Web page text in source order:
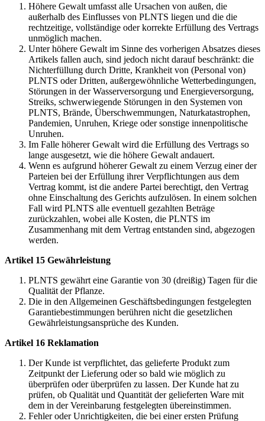
Höhere Gewalt umfasst alle Ursachen von außen, die
außerhalb des Einflusses von PLNTS liegen und die die
rechtzeitige, vollständige oder korrekte Erfüllung des Vertrags
unmöglich machen.
Unter höhere Gewalt im Sinne des vorherigen Absatzes dieses
Artikels fallen auch, sind jedoch nicht darauf beschränkt: die
Nichterfüllung durch Dritte, Krankheit von (Personal von)
PLNTS oder Dritten, außergewöhnliche Wetterbedingungen,
Störungen in der Wasserversorgung und Energieversorgung,
Streiks, schwerwiegende Störungen in den Systemen von
PLNTS, Brände, Überschwemmungen, Naturkatastrophen,
Pandemien, Unruhen, Kriege oder sonstige innenpolitische
Unruhen.
Im Falle höherer Gewalt wird die Erfüllung des Vertrags so
lange ausgesetzt, wie die höhere Gewalt andauert.
Wenn es aufgrund höherer Gewalt zu einem Verzug einer der
Parteien bei der Erfüllung ihrer Verpflichtungen aus dem
Vertrag kommt, ist die andere Partei berechtigt, den Vertrag
ohne Einschaltung des Gerichts aufzulösen. In einem solchen
Fall wird PLNTS alle eventuell gezahlten Beträge
zurückzahlen, wobei alle Kosten, die PLNTS im
Zusammenhang mit dem Vertrag entstanden sind, abgezogen
werden.
Artikel 15 Gewährleistung
PLNTS gewährt eine Garantie von 30 (dreißig) Tagen für die
Qualität der Pflanze.
Die in den Allgemeinen Geschäftsbedingungen festgelegten
Garantiebestimmungen berühren nicht die gesetzlichen
Gewährleistungsansprüche des Kunden.
Artikel 16 Reklamation
Der Kunde ist verpflichtet, das gelieferte Produkt zum
Zeitpunkt der Lieferung oder so bald wie möglich zu
überprüfen oder überprüfen zu lassen. Der Kunde hat zu
prüfen, ob Qualität und Quantität der gelieferten Ware mit
dem in der Vereinbarung festgelegten übereinstimmen.
Fehler oder Unrichtigkeiten, die bei einer ersten Prüfung